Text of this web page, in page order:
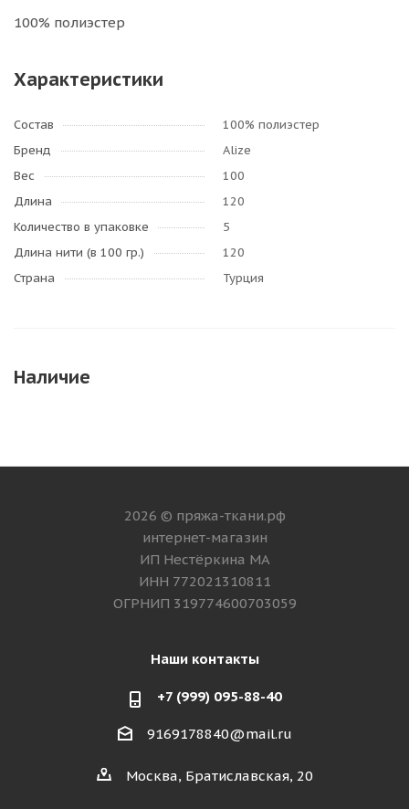
100% полиэстер
Характеристики
Состав
100% полиэстер
Бренд
Alize
Вес
100
Длина
120
Количество в упаковке
5
Длина нити (в 100 гр.)
120
Страна
Турция
Наличие
2026 © пряжа-ткани.рф
интернет-магазин
ИП Нестёркина МА
ИНН 772021310811
ОГРНИП 319774600703059
Наши контакты
+7 (999) 095-88-40
9169178840@mail.ru
Москва, Братиславская, 20